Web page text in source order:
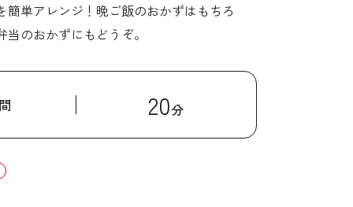
簡単アレンジ！晩ご飯のおかずはもちろ
のおかずにもどうぞ。
20分